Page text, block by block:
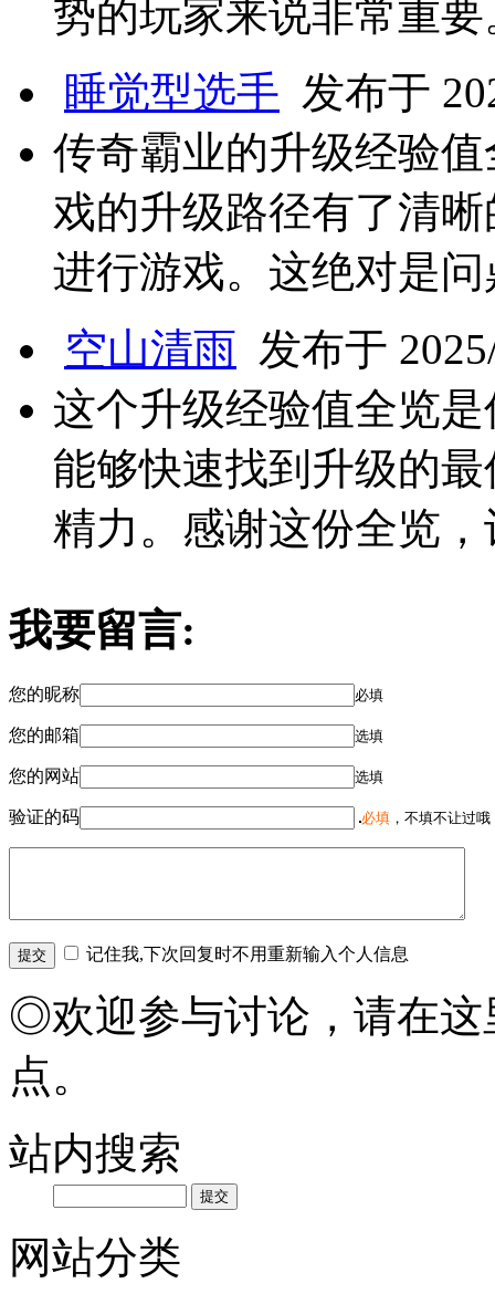
势的玩家来说非常重要
睡觉型选手 发布于
传奇霸业的升级经验
戏的升级路径有了清
进行游戏。这绝对是
空山清雨 发布于
这个升级经验值全览
能够快速找到升级的
精力。感谢这份全览
我要留言:
您的昵称 必填
您的邮箱 选填
您的网站 选填
验证的码 必填 ，不填不让过
记住我,下次回复时不用重新输入个人信息
◎欢迎参与讨论，请在这
点。
站内搜索
网站分类